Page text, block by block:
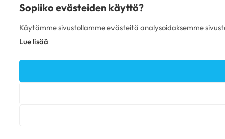
Sopiiko evästeiden käyttö?
Käytämme sivustollamme evästeitä analysoidaksemme
Lue lisää